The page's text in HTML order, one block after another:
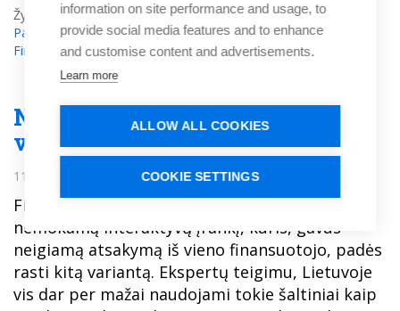
information on site performance and usage, to
provide social media features and to enhance
and customise content and advertisements.
Learn more
ALLOW ALL COOKIES
COOKIE SETTINGS
Žymos: rizikos kapitalas,apyvartinės lėšos,Paskola Verslui
Paskolos įmonėms,alternatyvus finansavimas,Verslo
Finansavimas
Nemokamas įrankis padės
verslui rasti finansuotojus
11.09.2019
Finansavimo bendrovė „Capitalia“ sukūrė
nemokamą interaktyvų įrankį, kuris, gavus
neigiamą atsakymą iš vieno finansuotojo, padės
rasti kitą variantą. Ekspertų teigimu, Lietuvoje
vis dar per mažai naudojami tokie šaltiniai kaip